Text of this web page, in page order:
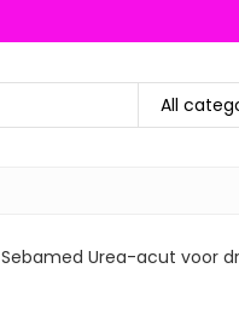
All
Sebamed Urea-acut voor